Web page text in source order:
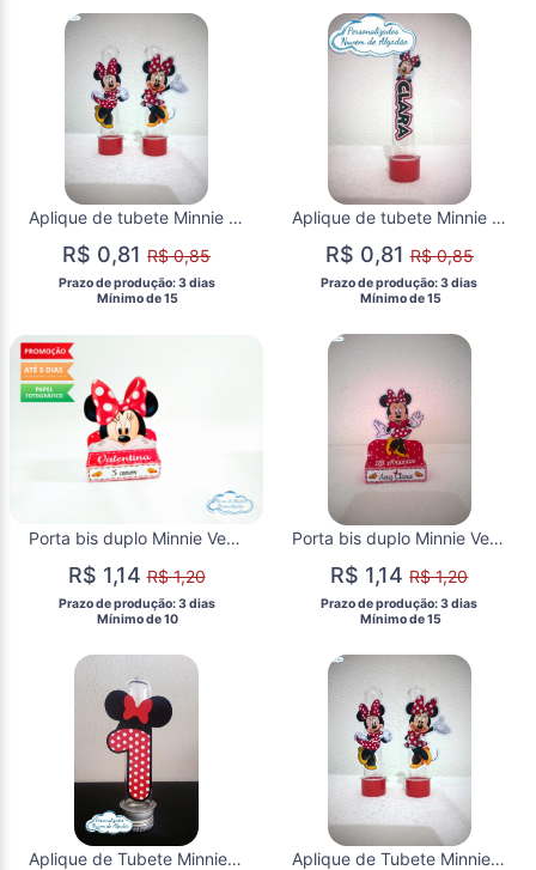
Aplique de tubete Minnie Vermelha
R$ 0,81R$ 0,85
Prazo de produção: 3 dias
  Mínimo de 15
Aplique de tubete Minnie Vermelha
R$ 0,81R$ 0,85
Prazo de produção: 3 dias
  Mínimo de 15
Porta bis duplo Minnie Vermelha
R$ 1,14R$ 1,20
Prazo de produção: 3 dias
  Mínimo de 10
Porta bis duplo Minnie Vermelha
R$ 1,14R$ 1,20
Prazo de produção: 3 dias
  Mínimo de 15
Aplique de Tubete Minnie Vermelha Aplique de Tubete Minnie Vermelha